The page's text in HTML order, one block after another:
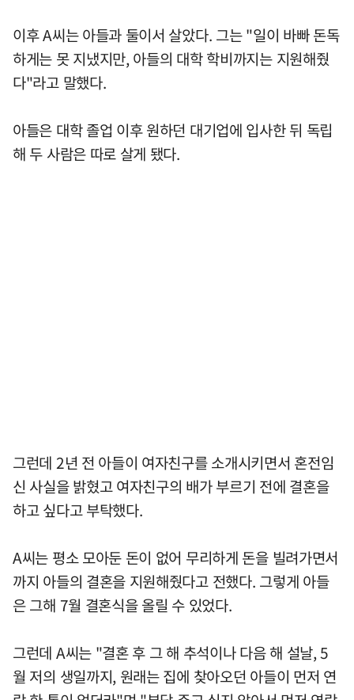
이후 A씨는 아들과 둘이서 살았다. 그는 "일이 바빠 돈독
하게는 못 지냈지만, 아들의 대학 학비까지는 지원해줬
다"라고 말했다.
아들은 대학 졸업 이후 원하던 대기업에 입사한 뒤 독립
해 두 사람은 따로 살게 됐다.
그런데 2년 전 아들이 여자친구를 소개시키면서 혼전임
신 사실을 밝혔고 여자친구의 배가 부르기 전에 결혼을
하고 싶다고 부탁했다.
A씨는 평소 모아둔 돈이 없어 무리하게 돈을 빌려가면서
까지 아들의 결혼을 지원해줬다고 전했다. 그렇게 아들
은 그해 7월 결혼식을 올릴 수 있었다.
그런데 A씨는 "결혼 후 그 해 추석이나 다음 해 설날, 5
월 저의 생일까지, 원래는 집에 찾아오던 아들이 먼저 연